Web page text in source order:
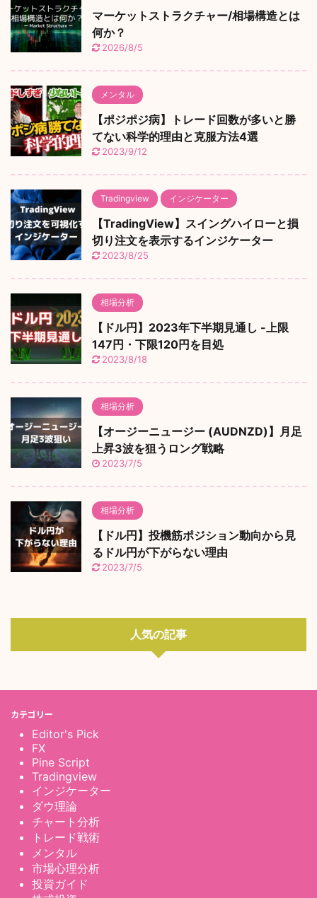
マーケットストラクチャー/相場構造とは
何か？
2026/8/5
メンタル
【ポジポジ病】トレード回数が多いと勝
てない科学的理由と克服方法4選
2023/9/12
Tradingview インジケーター
【TradingView】スイングハイローと損
切り注文を表示するインジケーター
2023/8/25
相場分析
【ドル円】2023年下半期見通し -上限
147円・下限120円を目処
2023/8/18
相場分析
【オージーニュージー (AUDNZD)】月足
上昇3波を狙うロング戦略
2023/7/5
相場分析
【ドル円】投機筋ポジション動向から見
るドル円が下がらない理由
2023/7/5
人気の記事
カテゴリー
Editor's Pick
FX
Pine Script
Tradingview
インジケーター
ダウ理論
チャート分析
トレード戦術
メンタル
市場心理分析
投資ガイド